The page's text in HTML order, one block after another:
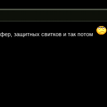
защитных свитков и так потом